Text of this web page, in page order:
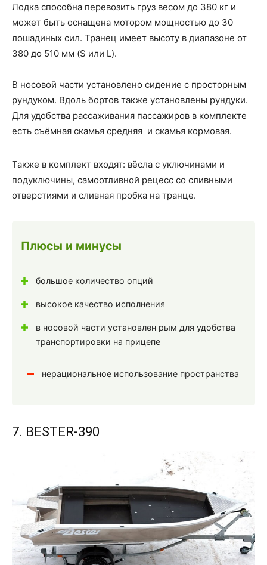
Лодка способна перевозить груз весом до 380 кг и
может быть оснащена мотором мощностью до 30
лошадиных сил. Транец имеет высоту в диапазоне от
380 до 510 мм (S или L).
В носовой части установлено сидение с просторным
рундуком. Вдоль бортов также установлены рундуки.
Для удобства рассаживания пассажиров в комплекте
есть съёмная скамья средняя и скамья кормовая.
Также в комплект входят: вёсла с уключинами и
подуключины, самоотливной рецесс со сливными
отверстиями и сливная пробка на транце.
Плюсы и минусы
большое количество опций
высокое качество исполнения
в носовой части установлен рым для удобства
транспортировки на прицепе
нерациональное использование пространства
7. BESTER-390